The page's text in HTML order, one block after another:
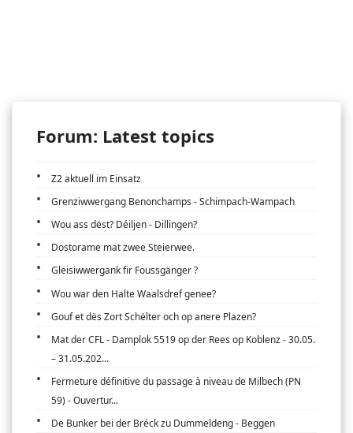
Forum: Latest topics
Z2 aktuell im Einsatz
Grenziwwergang Benonchamps - Schimpach-Wampach
Wou ass dëst? Déiljen - Dillingen?
Dostorame mat zwee Steierwee.
Gleisiwwergank fir Foussgänger ?
Wou war den Halte Waalsdref genee?
Gouf et dës Zort Schëlter och op anere Plazen?
Mat der CFL - Damplok 5519 op der Rees op Koblenz - 30.05.
– 31.05.202...
Fermeture définitive du passage à niveau de Milbech (PN
59) - Ouvertur...
De Bunker bei der Bréck zu Dummeldeng - Beggen